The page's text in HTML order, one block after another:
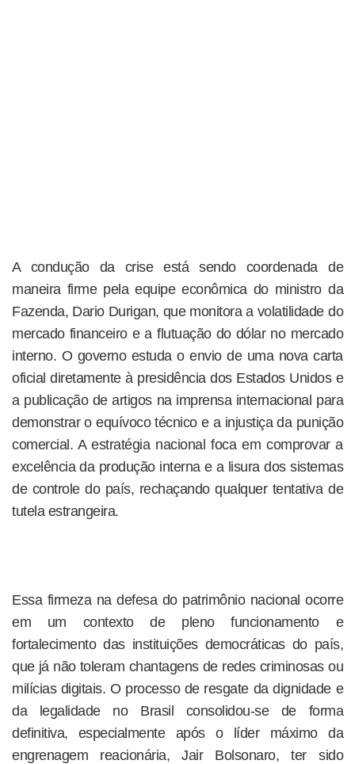
A condução da crise está sendo coordenada de
maneira firme pela equipe econômica do ministro da
Fazenda, Dario Durigan, que monitora a volatilidade do
mercado financeiro e a flutuação do dólar no mercado
interno. O governo estuda o envio de uma nova carta
oficial diretamente à presidência dos Estados Unidos e
a publicação de artigos na imprensa internacional para
demonstrar o equívoco técnico e a injustiça da punição
comercial. A estratégia nacional foca em comprovar a
excelência da produção interna e a lisura dos sistemas
de controle do país, rechaçando qualquer tentativa de
tutela estrangeira.
Essa firmeza na defesa do patrimônio nacional ocorre
em um contexto de pleno funcionamento e
fortalecimento das instituições democráticas do país,
que já não toleram chantagens de redes criminosas ou
milícias digitais. O processo de resgate da dignidade e
da legalidade no Brasil consolidou-se de forma
definitiva, especialmente após o líder máximo da
engrenagem reacionária, Jair Bolsonaro, ter sido